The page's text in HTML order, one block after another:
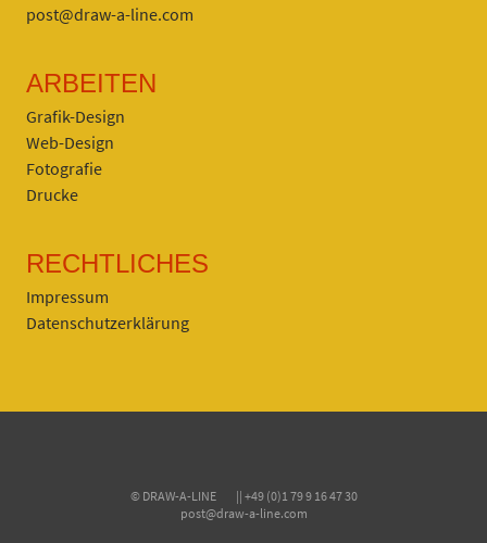
post@draw-a-line.com
ARBEITEN
Grafik-Design
Web-Design
Fotografie
Drucke
RECHTLICHES
Impressum
Datenschutzerklärung
© DRAW-A-LINE || +49 (0)1 79 9 16 47 30
post@draw-a-line.com